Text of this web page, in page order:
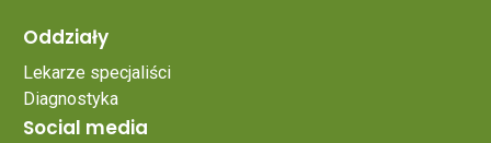
Oddziały
Lekarze specjaliści
Diagnostyka
Social media